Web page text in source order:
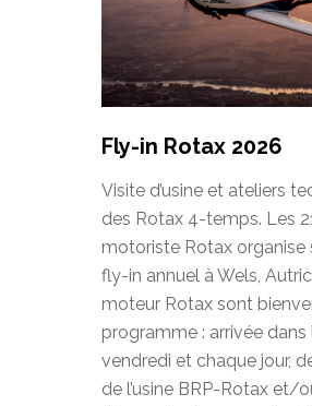
Fly-in Rotax 2026
Visite d’usine et ateliers
des Rotax 4-temps. Les
motoriste Rotax organise
fly-in annuel à Wels,
moteur Rotax sont
programme : arrivée
vendredi et chaque jour,
de l’usine BRP-Rotax et/